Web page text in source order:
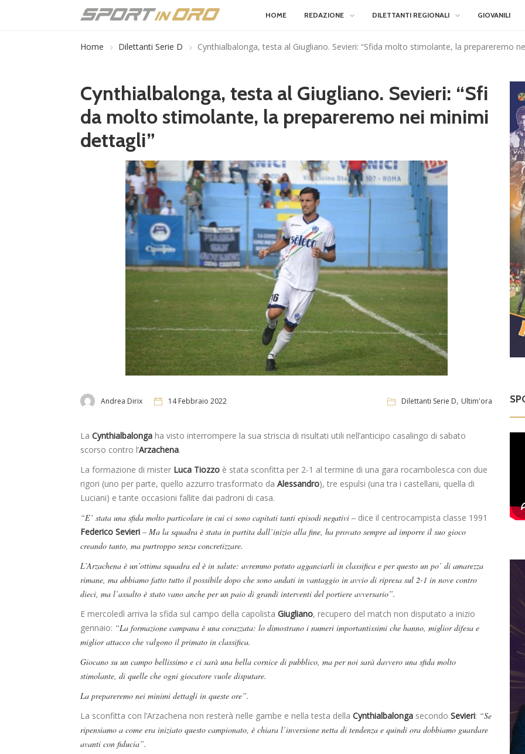
HOME REDAZIONE DILETTANTI REGIONALI GIOVANILI
Home Dilettanti Serie D Cynthialbalonga, testa al Giugliano. Sevieri: “Sfida molto stimolante, la prepareremo
Cynthialbalonga, testa al Giugliano. Sevieri: “Sfi
da molto stimolante, la prepareremo nei minimi
dettagli”
Andrea Dirix 14 Febbraio 2022 Dilettanti Serie D, Ultim'ora
La Cynthialbalonga ha visto interrompere la sua striscia di risultati utili nell’anticipo casalingo di sabato
scorso contro l’Arzachena.
La formazione di mister Luca Tiozzo è stata sconfitta per 2-1 al termine di una gara rocambolesca con due
rigori (uno per parte, quello azzurro trasformato da Alessandro), tre espulsi (una tra i castellani, quella di
Luciani) e tante occasioni fallite dai padroni di casa.
“E’ stata una sfida molto particolare in cui ci sono capitati tanti episodi negativi – dice il centrocampista classe 1991
Federico Sevieri – Ma la squadra è stata in partita dall’inizio alla fine, ha provato sempre ad imporre il suo gioco
creando tanto, ma purtroppo senza concretizzare.
L’Arzachena è un’ottima squadra ed è in salute: avremmo potuto agganciarli in classifica e per questo un po’ di amarezza
rimane, ma abbiamo fatto tutto il possibile dopo che sono andati in vantaggio in avvio di ripresa sul 2-1 in nove contro
dieci, ma l’assalto è stato vano anche per un paio di grandi interventi del portiere avversario”.
E mercoledì arriva la sfida sul campo della capolista Giugliano, recupero del match non disputato a inizio
gennaio: “La formazione campana è una corazzata: lo dimostrano i numeri importantissimi che hanno, miglior difesa e
miglior attacco che valgono il primato in classifica.
Giocano su un campo bellissimo e ci sarà una bella cornice di pubblico, ma per noi sarà davvero una sfida molto
stimolante, di quelle che ogni giocatore vuole disputare.
La prepareremo nei minimi dettagli in queste ore”.
La sconfitta con l’Arzachena non resterà nelle gambe e nella testa della Cynthialbalonga secondo Sevieri: “Se
ripensiamo a come era iniziato questo campionato, è chiara l’inversione netta di tendenza e quindi ora dobbiamo guardare
avanti con fiducia”.